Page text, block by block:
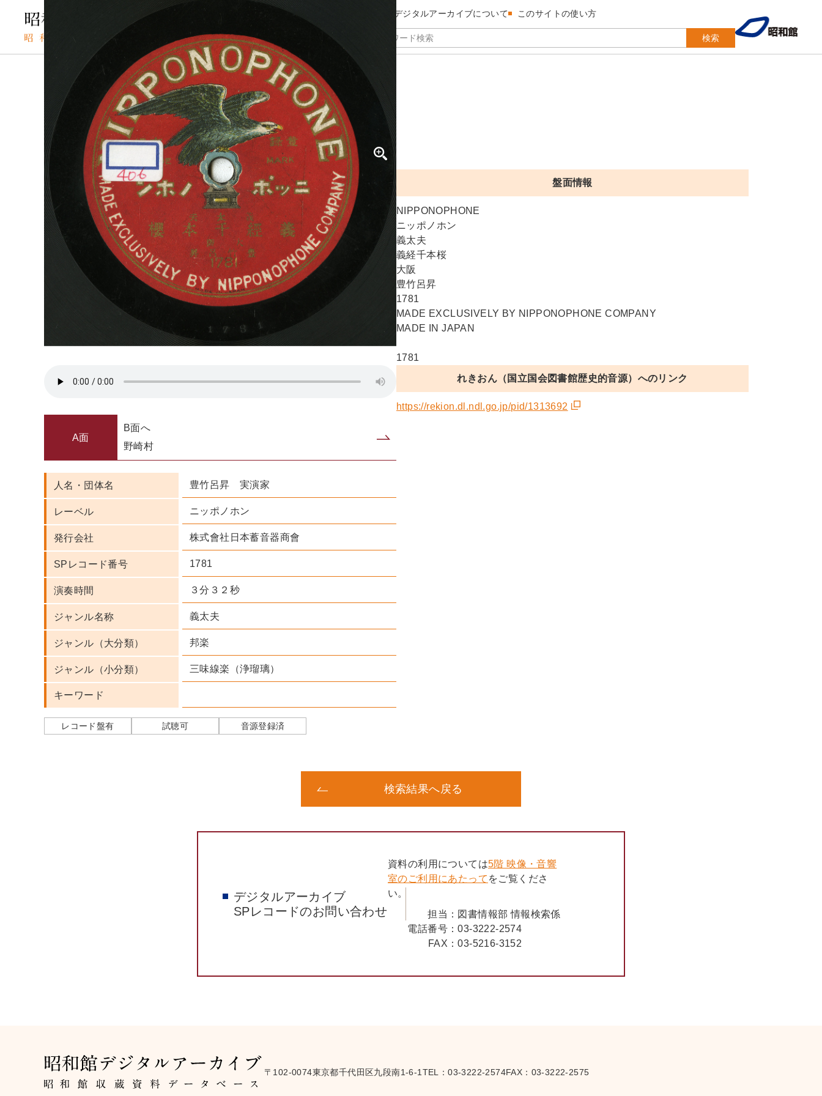
検索
昭和館デジタルアーカイブについて このサイトの使い方
SPレコードの検索結果 義經千本櫻
SPレコード
ヨシツネセンボンザクラ
資料番号：
SPH0790000005A
義經千本櫻
盤面情報
NIPPONOPHONE
ニッポノホン
義太夫
義経千本桜
大阪
豊竹呂昇
1781
MADE EXCLUSIVELY BY NIPPONOPHONE COMPANY
MADE IN JAPAN
1781
A面
B面へ
野崎村
人名・団体名 豊竹呂昇 実演家
レーベル ニッポノホン
発行会社 株式會社日本蓄音器商會
SPレコード番号 1781
演奏時間 ３分３２秒
ジャンル名称 義太夫
ジャンル（大分類） 邦楽
ジャンル（小分類） 三味線楽（浄瑠璃）
キーワード
レコード盤有 試聴可 音源登録済
れきおん（国立国会図書館歴史的音源）へのリンク
https://rekion.dl.ndl.go.jp/pid/1313692
検索結果へ戻る
デジタルアーカイブ
SPレコードのお問い合わせ
資料の利用については5階 映像・音響
室のご利用にあたって をご覧くださ
い。
担当： 図書情報部 情報検索係
電話番号：03-3222-2574
FAX：03-5216-3152
〒102-0074東京都千代田区九段南1-6-1 TEL：03-3222-2574FAX：03-3222-2575